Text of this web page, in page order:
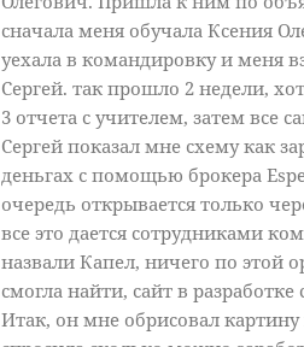
сначала меня обучала Ксения
уехала в командировку и меня
Сергей. так прошло 2 недели,
3 отчета с учителем, затем все
Сергей показал мне схему как
деньгах с помощью брокера
очередь открывается только
все это дается сотрудниками
назвали Капел, ничего по этой
смогла найти, сайт в разработке
Итак, он мне обрисовал картину